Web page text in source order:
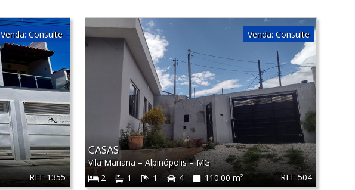
REF 1355
Venda: Consulte
REF 504
CASAS
Vila Mariana –Alpinópolis–MG
2
1 1 4 110.00 m²
Venda: Consulte